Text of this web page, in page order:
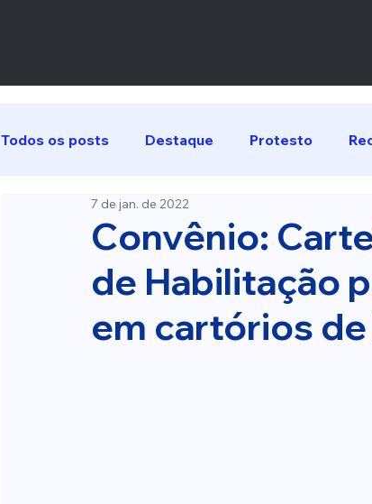
Todos os posts Destaque Protesto
Convênio:
de Habilitação
em cartórios de
7 de jan. de 2022